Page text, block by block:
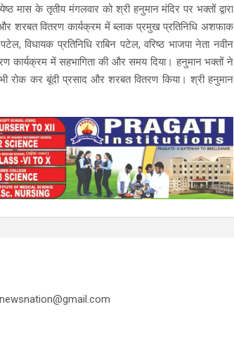
मास के तृतीय मंगलवार को श्री हनुमान मंदिर पर भक्तों द्वारा
शरबत वितरण कार्यक्रम में ब्लाक प्रमुख प्रतिनिधि अशफाक
विधायक प्रतिनिधि राबिन पटेल, वरिष्ठ भाजपा नेता नवीन
कार्यक्रम में सहभागिता की और समय दिया। हनुमान भक्तों ने
रोक कर बूंदी प्रसाद और शरबत वितरण किया। श्री हनुमान